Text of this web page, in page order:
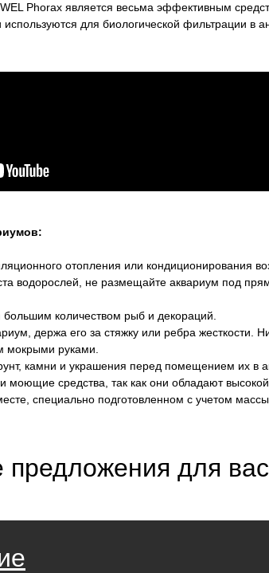
Phorax является весьма эффективным
используются для биологической фильтрации в
отопления или кондиционирования
водорослей, не размещайте аквариум под
количеством рыб и декораций.
держа его за стяжку или ребра жесткости.
мокрыми руками.
камни и украшения перед помещением их в
моющие средства, так как они обладают
специально подготовленном с учетом
для вас